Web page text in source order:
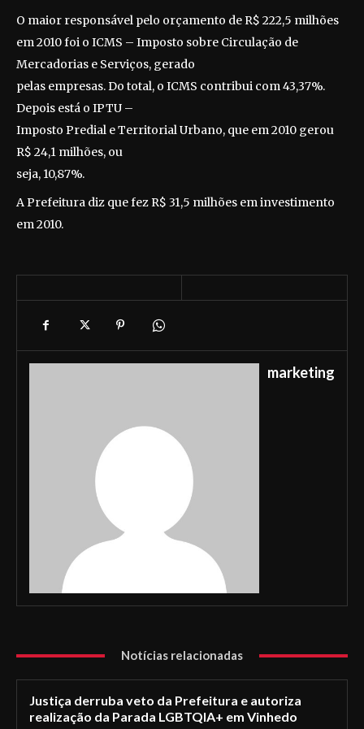
O maior responsável pelo orçamento de R$ 222,5 milhões
em 2010 foi o ICMS – Imposto sobre Circulação de
Mercadorias e Serviços, gerado
pelas empresas. Do total, o ICMS contribui com 43,37%.
Depois está o IPTU –
Imposto Predial e Territorial Urbano, que em 2010 gerou
R$ 24,1 milhões, ou
seja, 10,87%.
A Prefeitura diz que fez R$ 31,5 milhões em investimento
em 2010.
marketing
Notícias relacionadas
Justiça derruba veto da Prefeitura e autoriza
realização da Parada LGBTQIA+ em Vinhedo